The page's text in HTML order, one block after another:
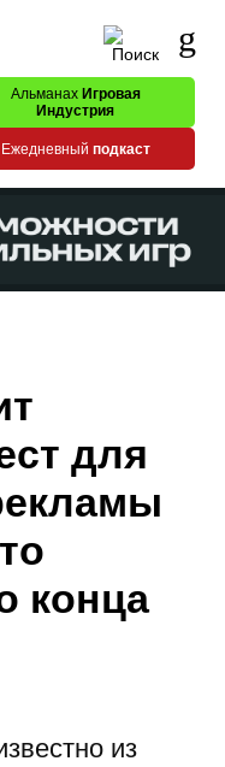
Альманах Игровая
Индустрия
Ежедневный подкаст
для
конца
из